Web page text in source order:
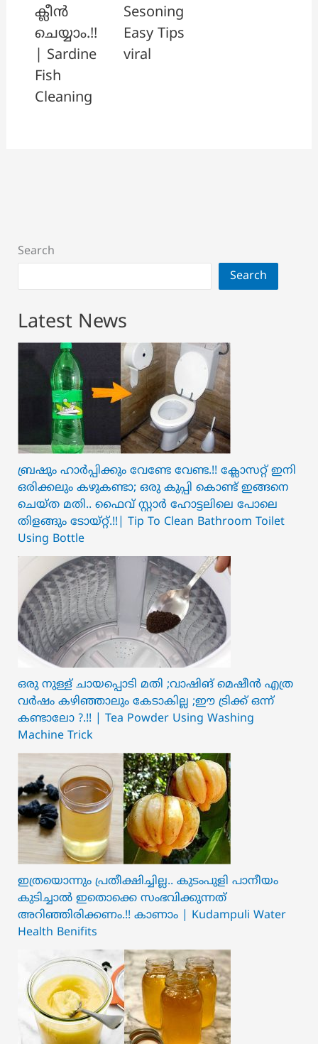
ക്ലീൻ
ചെയ്യാം.!!
| Sardine
Fish
Cleaning
Sesoning
Easy Tips
viral
Search
Search
Latest News
ബ്രഷും ഹാർപ്പിക്കും വേണ്ടേ വേണ്ട.!! ക്ലോസറ്റ് ഇനി
ഒരിക്കലും കഴുകണ്ടാ; ഒരു കുപ്പി കൊണ്ട് ഇങ്ങനെ
ചെയ്ത മതി.. ഫൈവ് സ്റ്റാർ ഹോട്ടലിലെ പോലെ
തിളങ്ങും ടോയ്റ്റ്.!!| Tip To Clean Bathroom Toilet
Using Bottle
ഒരു നുള്ള് ചായപ്പൊടി മതി ;വാഷിങ് മെഷീൻ എത്ര
വർഷം കഴിഞ്ഞാലും കേടാകില്ല ;ഈ ട്രിക്ക് ഒന്ന്
കണ്ടാലോ ?.!! | Tea Powder Using Washing
Machine Trick
ഇത്രയൊന്നും പ്രതീക്ഷിച്ചില്ല.. ക‍ു‌ടംപുളി പാനീയം
കുടിച്ചാൽ ഇതൊക്കെ സംഭവിക്കുന്നത്
അറിഞ്ഞിരിക്കണം.!! കാണാം | Kudampuli Water
Health Benifits